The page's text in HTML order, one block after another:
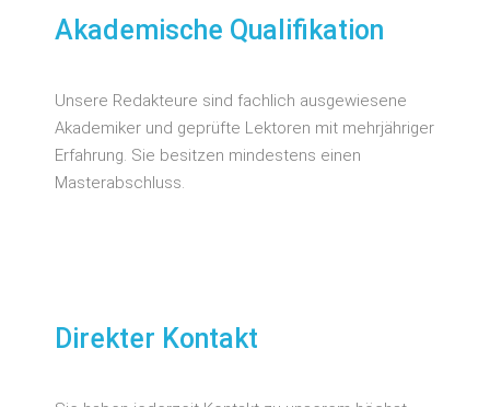
Akademische Qualifikation
Unsere Redakteure sind fachlich ausgewiesene
Akademiker und geprüfte Lektoren mit mehrjähriger
Erfahrung. Sie besitzen mindestens einen
Masterabschluss.
Direkter Kontakt